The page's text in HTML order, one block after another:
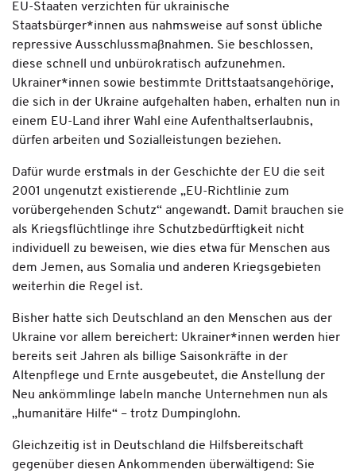
EU-Staaten verzichten für ukrainische
Staatsbürger*innen aus­ nahmsweise auf sonst übliche
repres­si­ve Ausschlussmaßnahmen. Sie beschlossen,
diese schnell und unbürokratisch aufzunehmen.
Ukrainer*innen sowie bestimmte Drittstaatsangehörige,
die sich in der Ukraine aufgehalten haben, erhalten nun in
einem EU-Land ihrer Wahl eine Aufenthaltserlaubnis,
dürfen arbeiten und Sozialleistungen beziehen.
Dafür wurde erstmals in der Geschichte der EU die seit
2001 ungenutzt existierende „EU-Richtlinie zum
vorübergehenden Schutz“ angewandt. Damit brauchen sie
als Kriegsflüchtlinge ihre Schutzbedürftigkeit nicht
individuell zu beweisen, wie dies etwa für Menschen aus
dem Jemen, aus Somalia und anderen Kriegsgebieten
weiterhin die Regel ist.
Bisher hatte sich Deutschland an den Menschen aus der
Ukraine vor allem bereichert: Ukrainer*innen werden hier
bereits seit Jahren als billige Saisonkräfte in der
Altenpflege und Ernte ausgebeutet, die Anstellung der
Neu­ ankömmlinge labeln manche Unternehmen nun als
„humanitäre Hilfe“ – trotz Dumpinglohn.
Gleichzeitig ist in Deutschland die Hilfs­bereitschaft
gegenüber diesen Ankommenden überwältigend: Sie